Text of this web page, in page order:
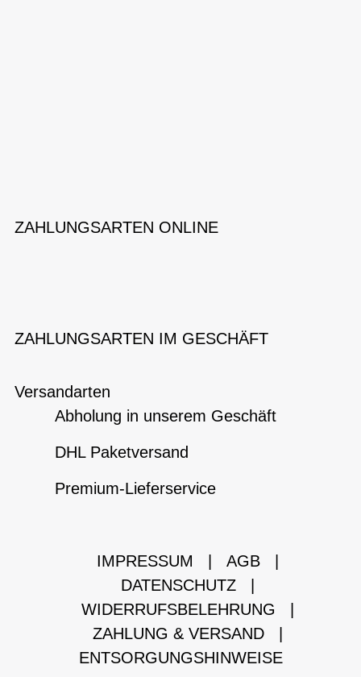
ZAHLUNGSARTEN ONLINE
ZAHLUNGSARTEN IM GESCHÄFT
Versandarten
Abholung in unserem Geschäft
DHL Paketversand
Premium-Lieferservice
IMPRESSUM AGB
DATENSCHUTZ
WIDERRUFSBELEHRUNG
ZAHLUNG & VERSAND
ENTSORGUNGSHINWEISE